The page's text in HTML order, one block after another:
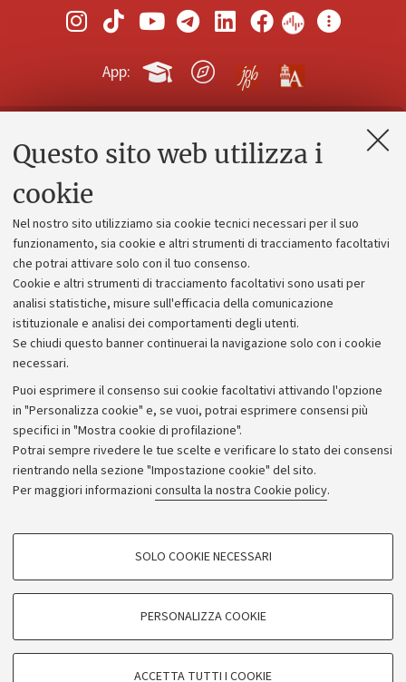
Questo sito web utilizza i
cookie
Nel nostro sito utilizziamo sia cookie tecnici necessari per il suo
funzionamento, sia cookie e altri strumenti di tracciamento facoltativi
che potrai attivare solo con il tuo consenso.
Cookie e altri strumenti di tracciamento facoltativi sono usati per
analisi statistiche, misure sull'efficacia della comunicazione
istituzionale e analisi dei comportamenti degli utenti.
Se chiudi questo banner continuerai la navigazione solo con i cookie
necessari.
Puoi esprimere il consenso sui cookie facoltativi attivando l'opzione
in "Personalizza cookie" e, se vuoi, potrai esprimere consensi più
specifici in "Mostra cookie di profilazione".
Potrai sempre rivedere le tue scelte e verificare lo stato dei consensi
rientrando nella sezione "Impostazione cookie" del sito.
Per maggiori informazioni consulta la nostra Cookie policy.
COOKIE DI PROFILAZIONE - FACOLTATIVI
COOKIE TECNICI - NECESSARI
SOLO COOKIE NECESSARI
PERSONALIZZA COOKIE
ACCETTA TUTTI I COOKIE
App:
Contatti e PEC
Alumni community
Piano strategico
Bilanci
Donazioni e 5x1000
Bandi, gare e concorsi
Albo online
Amministrazione trasparente
Atti di notifica
Informazioni sul sito e accessibilità
Dichiarazione di accessibilità
Privacy e note legali
Impostazioni Cookie
©Copyright 2026 - ALMA MATER STUDIORUM - Università di
Bologna - Via Zamboni,33 - 40126Bologna - PI: